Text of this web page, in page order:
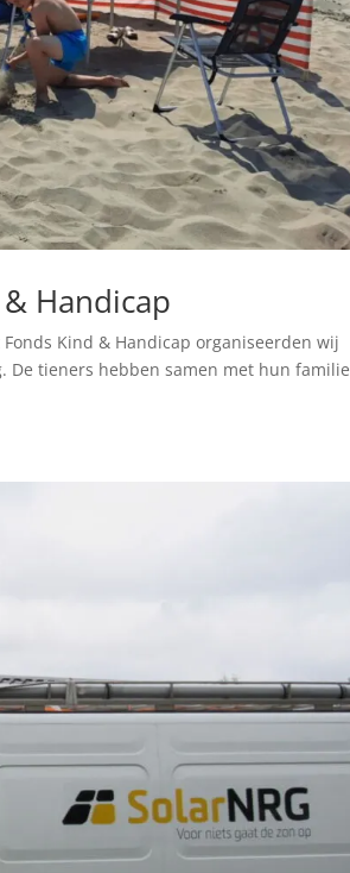
Handicap
Kind & Handicap organiseerden wij
De tieners hebben samen met hun familie